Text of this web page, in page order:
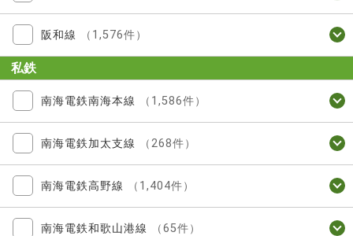
阪和線 （1,576件）
私鉄
南海電鉄南海本線 （1,586件）
南海電鉄加太支線 （268件）
南海電鉄高野線 （1,404件）
南海電鉄和歌山港線 （65件）